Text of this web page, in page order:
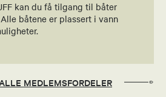
kan du få tilgang til båter
båtene er plassert i vann
MEDLEMSFORDELER